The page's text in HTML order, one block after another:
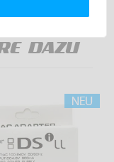
DAZU